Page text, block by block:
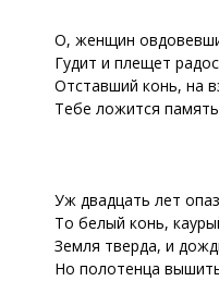
О, женщин
Гудит и плещет
Отставший конь, на
Тебе ложится
Уж двадцать лет
То белый конь,
Земля тверда, и
Но полотенца